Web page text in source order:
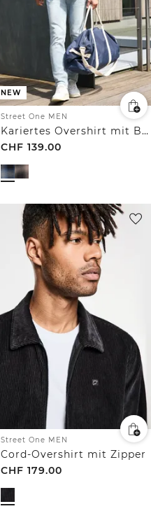
NEW
Street One MEN
Kariertes Overshirt mit Brusttaschen
CHF 139.00
Street One MEN
Cord-Overshirt mit Zipper
CHF 179.00